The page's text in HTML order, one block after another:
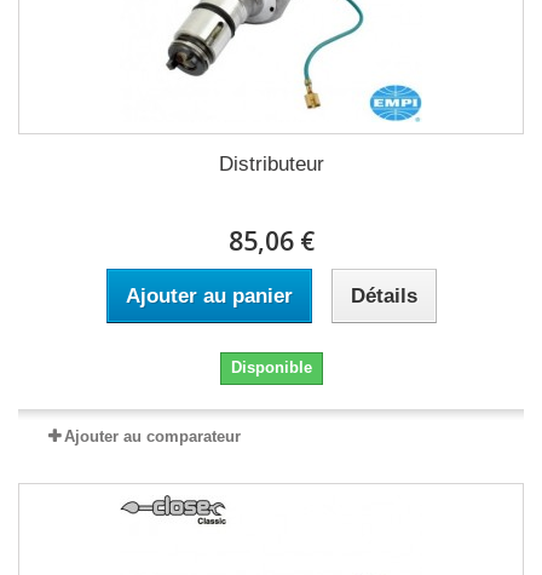
Distributeur
85,06 €
Ajouter au panier Détails
Disponible
Ajouter au comparateur